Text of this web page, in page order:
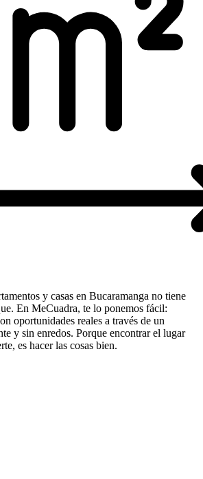
y casas en Bucaramanga no tiene
En MeCuadra, te lo ponemos fácil:
oportunidades reales a través de un
y sin enredos. Porque encontrar el lugar
es hacer las cosas bien.